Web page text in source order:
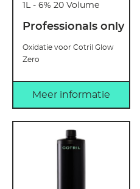
1L - 6% 20 Volume
Professionals only
Oxidatie voor Cotril Glow
Zero
Meer informatie